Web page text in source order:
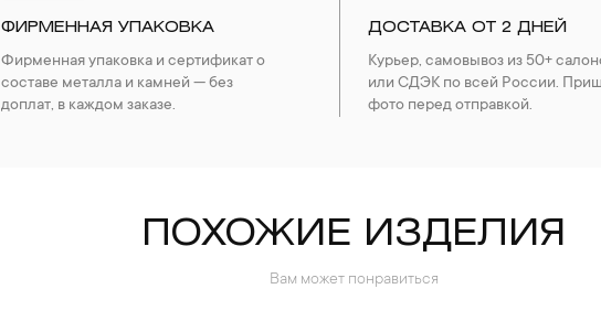
ФИРМЕННАЯ УПАКОВКА
Фирменная упаковка и сертификат о
составе металла и камней — без
доплат, в каждом заказе.
ДОСТАВКА ОТ 2 ДНЕЙ
Курьер, самовывоз из 50+
или СДЭК по всей России.
фото перед отправкой.
ПОХОЖИЕ ИЗДЕЛИЯ
Вам может понравиться